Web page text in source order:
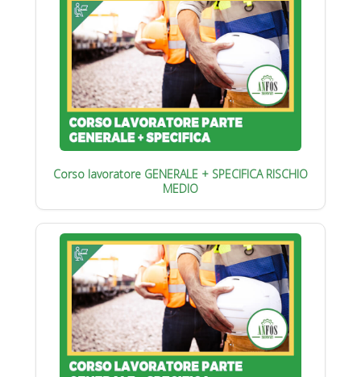
Corso lavoratore GENERALE + SPECIFICA RISCHIO
MEDIO